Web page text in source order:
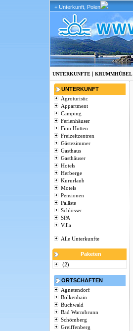
+ Unterkunft, Polen
UNTERKUNFTE | KRUMMHÜBEL
UNTERKUNFT
Agroturistic
Appartment
Camping
Ferienhäuser
Finn Hütten
Freizeitzentren
Gästezimmer
Gasthaus
Gasthäuser
Hotels
Herberge
Kururlaub
Motels
Pensionen
Paläste
Schlösser
SPA
Villa
Alle Unterkunfte
Paketen
(2)
ORTSCHAFTEN
Agnetendorf
Bolkenhain
Buchwald
Bad Warmbrunn
Schömberg
Greiffenberg